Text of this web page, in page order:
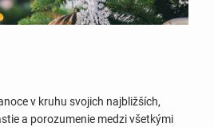
v kruhu svojich najbližších,
a porozumenie medzi všetkými